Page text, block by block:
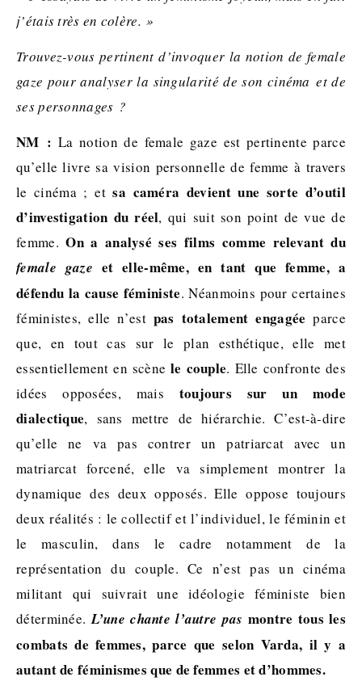
j’étais très en colère. »
Trouvez-vous pertinent d’invoquer la notion de female
gaze pour analyser la singularité de son cinéma et de
ses personnages ?
NM : La notion de female gaze est pertinente parce
qu’elle livre sa vision personnelle de femme à travers
le cinéma ; etsa caméra devient une sorte d’outil
d’investigation du réel, qui suit son point de vue de
femme.On a analysé ses films comme relevant du
female gaze et elle-même, en tant que femme, a
défendu la cause féministe. Néanmoins pour certaines
féministes, elle n’est pas totalement engagée parce
que, en tout cas sur le plan esthétique, elle met
essentiellement en scènele couple. Elle confronte des
idées opposées, mais toujours sur un mode
dialectique, sans mettre de hiérarchie. C’est-à-dire
qu’elle ne va pas contrer un patriarcat avec un
matriarcat forcené, elle va simplement montrer la
dynamique des deux opposés. Elle oppose toujours
deux réalités : le collectif et l’individuel, le féminin et
le masculin, dans le cadre notamment de la
représentation du couple. Ce n’est pas un cinéma
militant qui suivrait une idéologie féministe bien
déterminée.L’une chante l’autre pas montre tous les
combats de femmes, parce que selon Varda, il y a
autant de féminismes que de femmes et d’hommes.